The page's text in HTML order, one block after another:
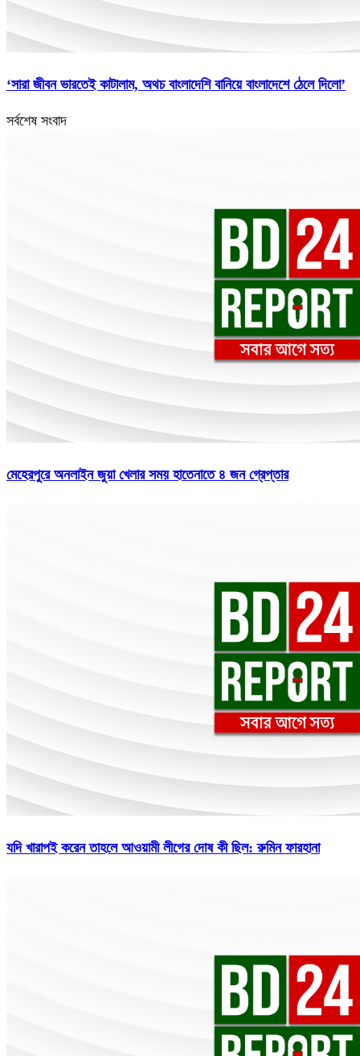
‘সারা জীবন ভারতেই কাটালাম, অথচ বাংলাদেশি বানিয়ে বাংলাদেশে ঠেলে দিলো’
সর্বশেষ সংবাদ
মেহেরপুরে অনলাইন জুয়া খেলার সময় হাতেনাতে ৪ জন গ্রেপ্তার
যদি খারাপই করেন তাহলে আওয়ামী লীগের দোষ কী ছিল: রুমিন ফারহানা